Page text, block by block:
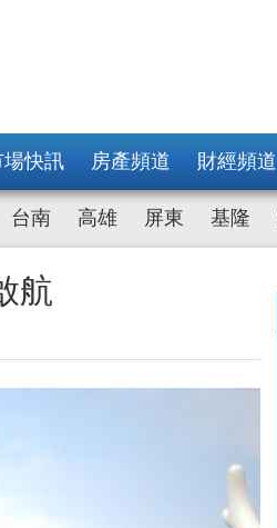
場快訊 房產頻道 財經頻道
台南 高雄 屏東 基隆
航